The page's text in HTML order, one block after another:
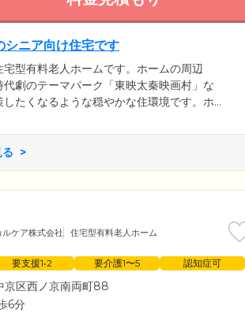
シニア向け住宅です
型有料老人ホームです。ホームの周辺
劇のテーマパーク「東映太秦映画村」な
たくなるような穏やかな住環境です。ホ
げました。また、ご入居者様のプライベ
室をご用意。ほかのご入居者様の目を気
ケア株式会社 住宅型有料老人ホーム
要支援1•2 要介護1〜5 認知症可
京区西ノ京南両町88
6分